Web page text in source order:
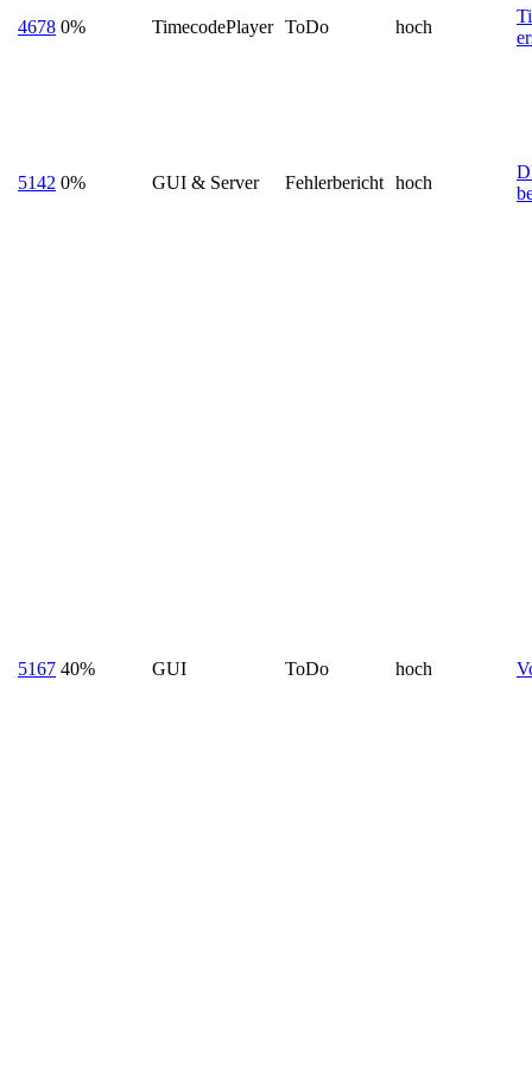
4678 0% TimecodePlayer ToDo hoch
5142 0% GUI & Server Fehlerbericht hoch
5167 40% GUI ToDo hoch